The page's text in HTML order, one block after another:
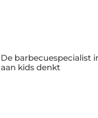
De barbecuespecialist
aan kids denkt